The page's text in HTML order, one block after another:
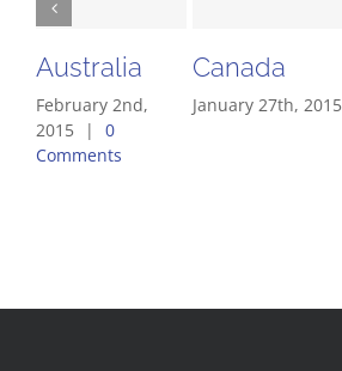
Australia
February 2nd,
2015
|
0
Comments
Canada
January 27th, 2015